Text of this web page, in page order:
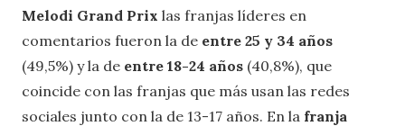
Melodi Grand Prix las franjas líderes en
comentarios fueron la de entre 25 y 34 años
(49,5%) y la de entre 18-24 años (40,8%), que
coincide con las franjas que más usan las redes
sociales junto con la de 13-17 años. En la franja